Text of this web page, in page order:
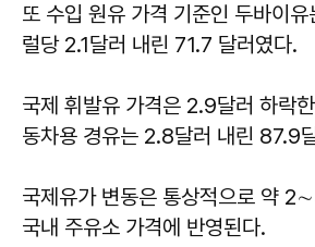
또 수입 원유 가격 기준인 두바이
럴당 2.1달러 내린 71.7 달러였다.
국제 휘발유 가격은 2.9달러 하락
동차용 경유는 2.8달러 내린 87.9
국제유가 변동은 통상적으로 약
국내 주유소 가격에 반영된다.